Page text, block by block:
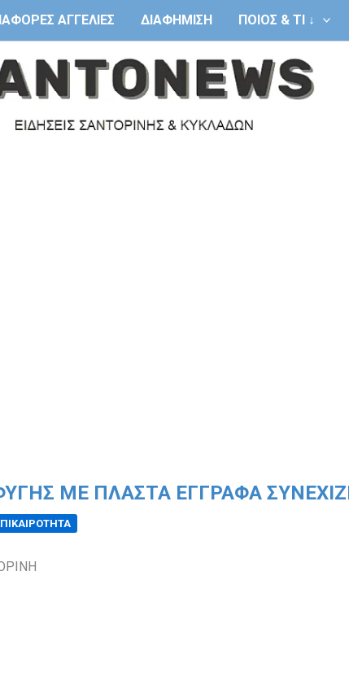
ΑΓΓΕΛΙΕΣ ΔΙΑΦΗΜΙΣΗ ΠΟΙΟΣ & ΤΙ ↓
ΜΕ ΠΛΑΣΤΑ ΕΓΓΡΑΦΑ